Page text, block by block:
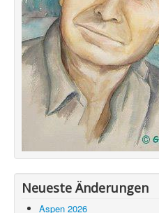
Neueste Änderungen
Aspen 2026